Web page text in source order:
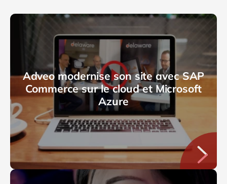
Adveo modernise son site avec SAP
Commerce sur le cloud et Microsoft
Azure